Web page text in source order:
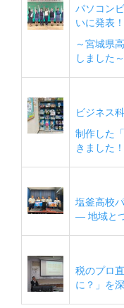
パソコン
いに発表！
～宮城県
しました～
ビジネス
制作した
きました！
塩釜高校
― 地域と
税のプロ
に？」を